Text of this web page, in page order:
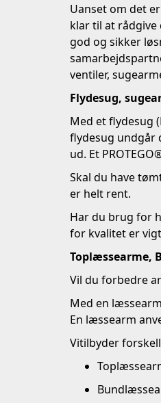
Uanset om det er
klar til at
god og sikker
ventiler,
Flydesug,
Med et flydesug
flydesug undgår
ud. Et
Skal du have
er helt rent.
Har du brug for
for kvalitet er
Toplæssearme,
Vil du forbedre
Med en
En læssearm
Vitilbyder